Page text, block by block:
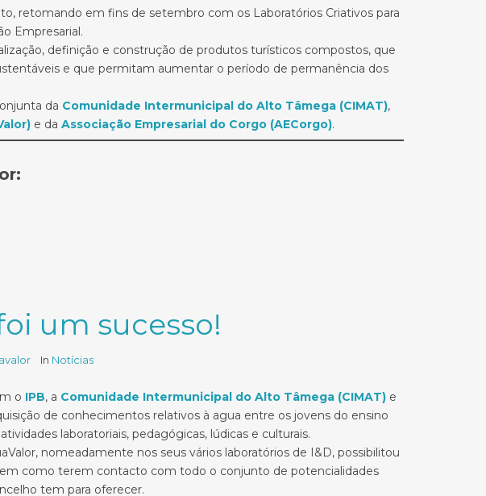
retomando em fins de setembro com os Laboratórios Criativos para
Empresarial.
definição e construção de produtos turísticos compostos, que
e que permitam aumentar o período de permanência dos
da Comunidade Intermunicipal do Alto Tâmega (CIMAT),
e da Associação Empresarial do Corgo (AECorgo).
um sucesso!
In Notícias
o IPB, a Comunidade Intermunicipal do Alto Tâmega (CIMAT)e
de conhecimentos relativos à agua entre os jovens do ensino
laboratoriais, pedagógicas, lúdicas e culturais.
nomeadamente nos seus vários laboratórios de I&D, possibilitou
como terem contacto com todo o conjunto de potencialidades
tem para oferecer.